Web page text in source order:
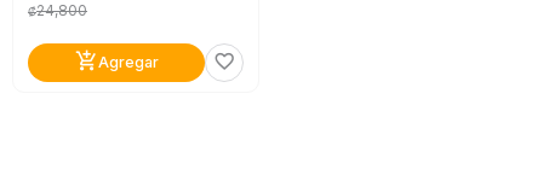
₡24,800
add_shopping_cartAgregar favorite_border